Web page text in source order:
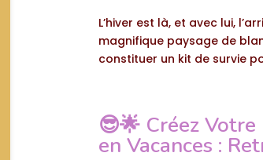
L’hiver est là, et avec lui,
magnifique paysage de
constituer un kit de survie
😎🌟 Créez
en Vacances :